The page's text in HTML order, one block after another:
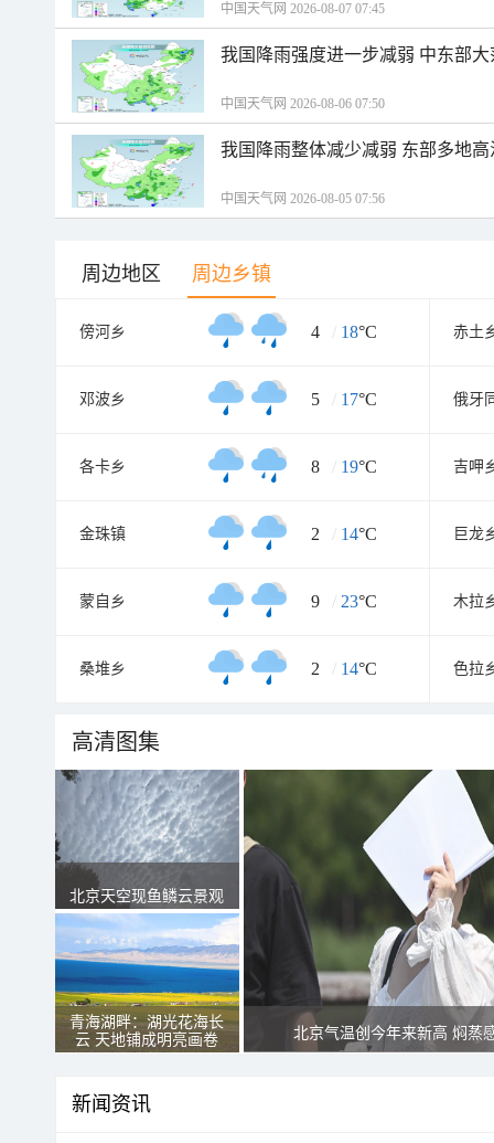
中国天气网 2026-08-07 07:45
我国降雨强度进一步减弱 中东部
中国天气网 2026-08-06 07:50
我国降雨整体减少减弱 东部多地
中国天气网 2026-08-05 07:56
周边地区 周边乡镇
傍河乡 4 / 18°C 赤土
邓波乡 5 / 17°C 俄牙
各卡乡 8 / 19°C 吉呷
金珠镇 2 / 14°C 巨龙
蒙自乡 9 / 23°C 木拉
桑堆乡 2 / 14°C 色拉
高清图集
北京天空现鱼鳞云景观
青海湖畔：湖光花海长
云 天地铺成明亮画卷
北京气温创今年来新高 焖蒸
新闻资讯